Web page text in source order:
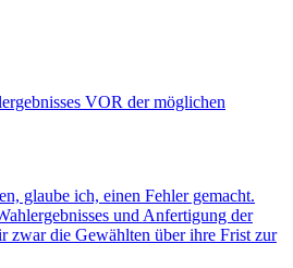
VOR der möglichen
glaube ich, einen Fehler gemacht.
und Anfertigung der
zwar die Gewählten über ihre Frist zur